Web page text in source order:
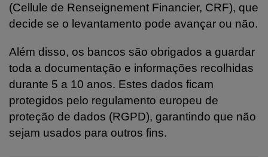
(Cellule de Renseignement Financier, CRF), que
decide se o levantamento pode avançar ou não.
Além disso, os bancos são obrigados a guardar
toda a documentação e informações recolhidas
durante 5 a 10 anos. Estes dados ficam
protegidos pelo regulamento europeu de
proteção de dados (RGPD), garantindo que não
sejam usados para outros fins.